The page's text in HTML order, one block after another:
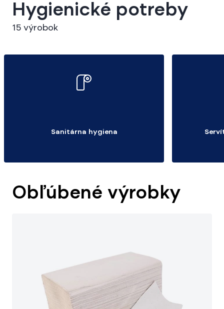
Hygienické potreby
15 výrobok
Sanitárna hygiena
Obľúbené výrobky